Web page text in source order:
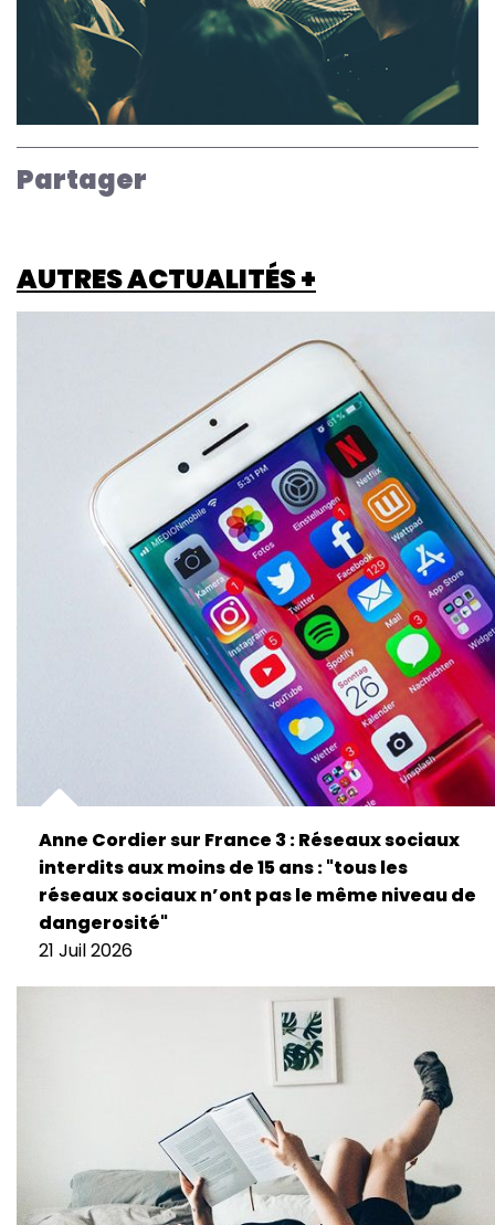
Partager
AUTRES ACTUALITÉS +
Anne Cordier sur France 3 : Réseaux sociaux
interdits aux moins de 15 ans : "tous les
réseaux sociaux n’ont pas le même niveau de
dangerosité"
21 Juil 2026